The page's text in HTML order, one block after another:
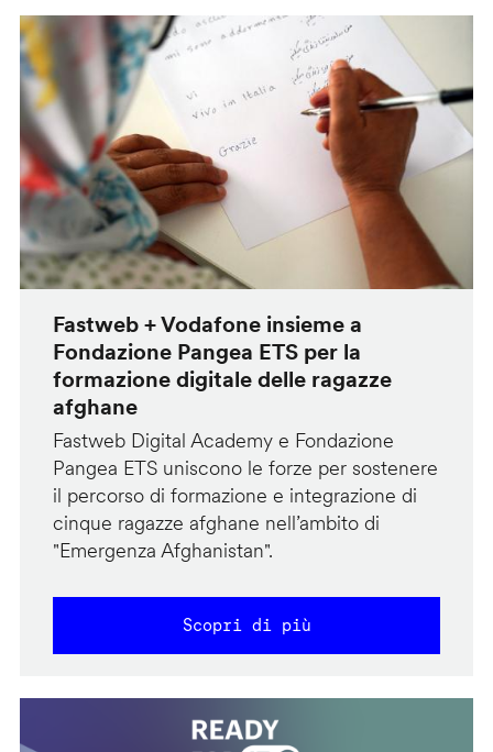
Fastweb + Vodafone insieme a
Fondazione Pangea ETS per la
formazione digitale delle ragazze
afghane
Fastweb Digital Academy e Fondazione
Pangea ETS uniscono le forze per sostenere
il percorso di formazione e integrazione di
cinque ragazze afghane nell’ambito di
"Emergenza Afghanistan".
Scopri di più